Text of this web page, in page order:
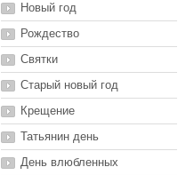
Новый год
Рождество
Святки
Старый новый год
Крещение
Татьянин день
День влюбленных